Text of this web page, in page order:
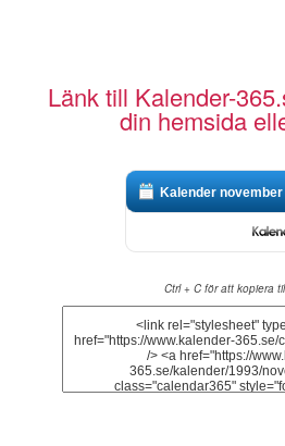
Länk till Kalender-
din hemsida
Kalender november
Ctrl + C för att kopiera